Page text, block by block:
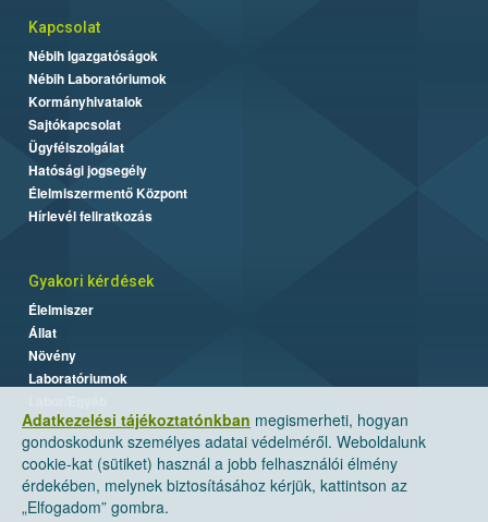
Adatkezelési tájékoztatónkban megismerheti, hogyan
gondoskodunk személyes adatai védelméről. Weboldalunk
cookie-kat (sütiket) használ a jobb felhasználói élmény
érdekében, melynek biztosításához kérjük, kattintson az
„Elfogadom” gombra.
Kapcsolat
Nébih Igazgatóságok
Nébih Laboratóriumok
Kormányhivatalok
Sajtókapcsolat
Ügyfélszolgálat
Hatósági jogsegély
Élelmiszermentő Központ
Hírlevél feliratkozás
Gyakori kérdések
Élelmiszer
Állat
Növény
Laboratóriumok